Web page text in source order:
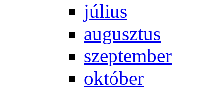
jú­li­us
au­gusz­tus
szep­tem­ber
ok­tó­ber